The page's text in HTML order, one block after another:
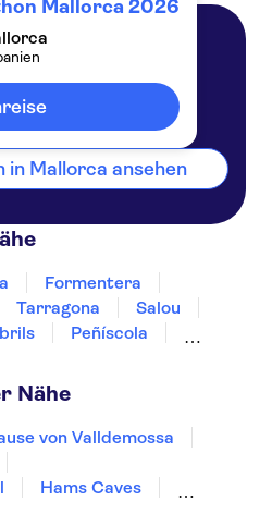
Mallorca 2026
Spanien
in Mallorca ansehen
Formentera
Tarragona
Salou
Peñíscola
Nähe
von Valldemossa
Hams Caves